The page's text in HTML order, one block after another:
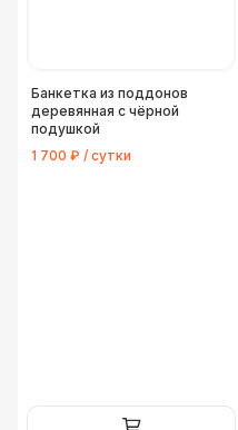
Банкетка из поддонов
деревянная с чёрной
подушкой
1 700 ₽ / сутки